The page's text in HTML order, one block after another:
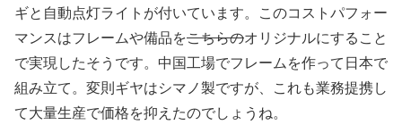
ギと自動点灯ライトが付いています。このコストパフォー
マンスはフレームや備品をこちらのオリジナルにすること
で実現したそうです。中国工場でフレームを作って日本で
組み立て。変則ギヤはシマノ製ですが、これも業務提携し
て大量生産で価格を抑えたのでしょうね。